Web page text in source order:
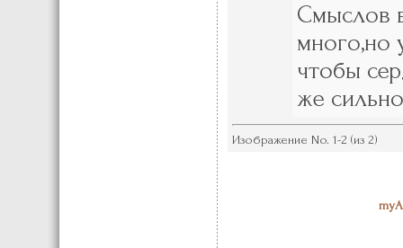
Смыслов
много,но
чтобы
же
Изображение No. 1-2 (из 2)